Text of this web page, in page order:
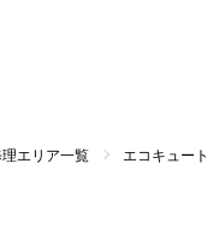
エリア一覧 エコキュート